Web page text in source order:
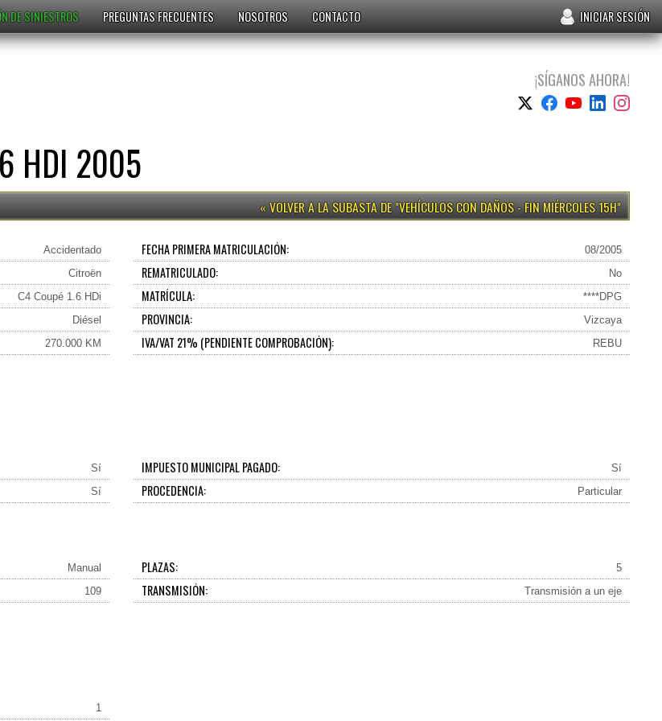
DE SINIESTROS PREGUNTAS FRECUENTES NOSOTROS CONTACTO INICIAR SESIÓN
¡SÍGANOS AHORA!
HDI 2005
VEHÍCULOS CON DAÑOS - FIN MIÉRCOLES 15H
Accidentado
Citroën
C4 Coupé 1.6 HDi
Diésel
270.000 KM
FECHA PRIMERA MATRICULACIÓN: 08/2005
REMATRICULADO: No
MATRÍCULA: ****DPG
PROVINCIA: Vizcaya
IVA/VAT 21% (PENDIENTE COMPROBACIÓN): REBU
Sí
Sí
IMPUESTO MUNICIPAL PAGADO: Sí
PROCEDENCIA: Particular
Manual
109
PLAZAS: 5
TRANSMISIÓN: Transmisión a un eje
1